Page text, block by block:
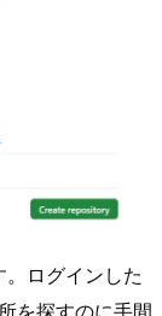
ログインした
を探すのに手間